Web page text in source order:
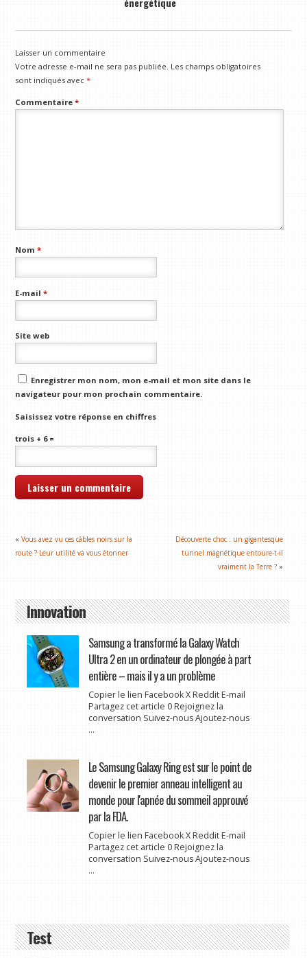
Laisser un commentaire
Votre adresse e-mail ne sera pas publiée. Les champs obligatoires
sont indiqués avec*
Commentaire*
Nom*
E-mail*
Site web
Enregistrer mon nom, mon e-mail et mon site dans le
navigateur pour mon prochain commentaire.
Saisissez votre réponse en chiffres
trois + 6 =
«Vous avez vu ces câbles noirs sur la
route ? Leur utilité va vous étonner
Découverte choc : un gigantesque
tunnel magnétique entoure-t-il
vraiment la Terre ? »
Innovation
Samsung a transformé la Galaxy Watch
Ultra 2 en un ordinateur de plongée à part
entière – mais il y a un problème
Copier le lien Facebook X Reddit E-mail
Partagez cet article 0 Rejoignez la
conversation Suivez-nous Ajoutez-nous
...
Le Samsung Galaxy Ring est sur le point de
devenir le premier anneau intelligent au
monde pour l'apnée du sommeil approuvé
par la FDA.
Copier le lien Facebook X Reddit E-mail
Partagez cet article 0 Rejoignez la
conversation Suivez-nous Ajoutez-nous
...
Test